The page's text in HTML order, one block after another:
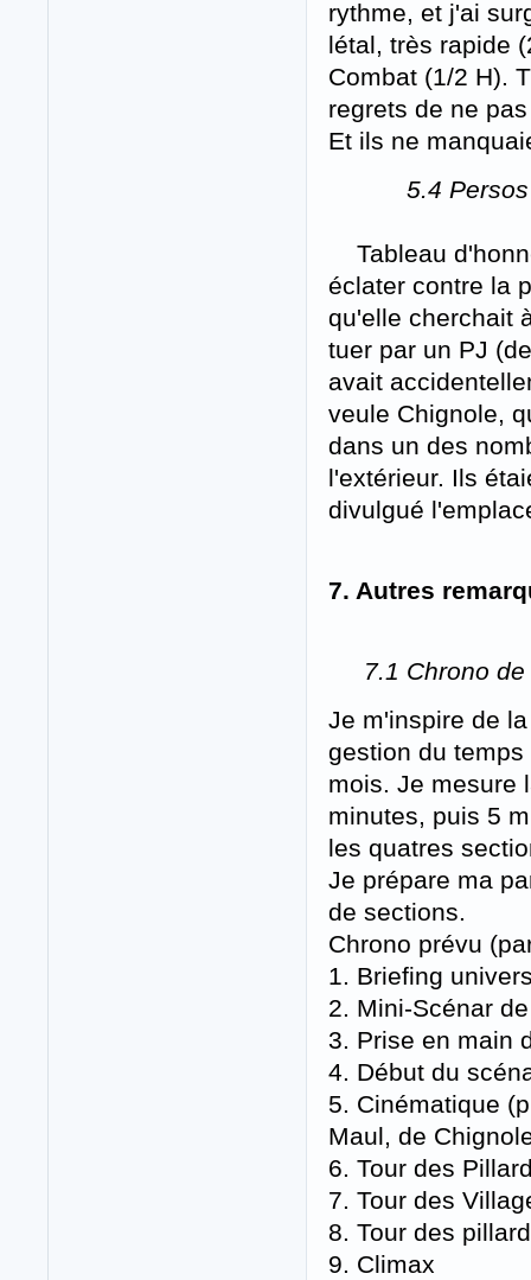
rythme, et j'ai
létal, très rapide
Combat (1/2 H).
regrets de ne
Et ils ne
5.4
Tableau
éclater contre la
qu'elle cherchait
tuer par un PJ
avait
veule Chignole,
dans un des
l'extérieur. Ils
divulgué
7. Autres
7.1 Chrono
Je m'inspire de
gestion du
mois. Je mesure
minutes, puis 5
les quatres
Je prépare ma
de sections.
Chrono prévu
1. Briefing
2. Mini-Scénar
3. Prise en main
4. Début du
5. Cinématique
Maul, de
6. Tour des
7. Tour des
8. Tour des
9. Climax